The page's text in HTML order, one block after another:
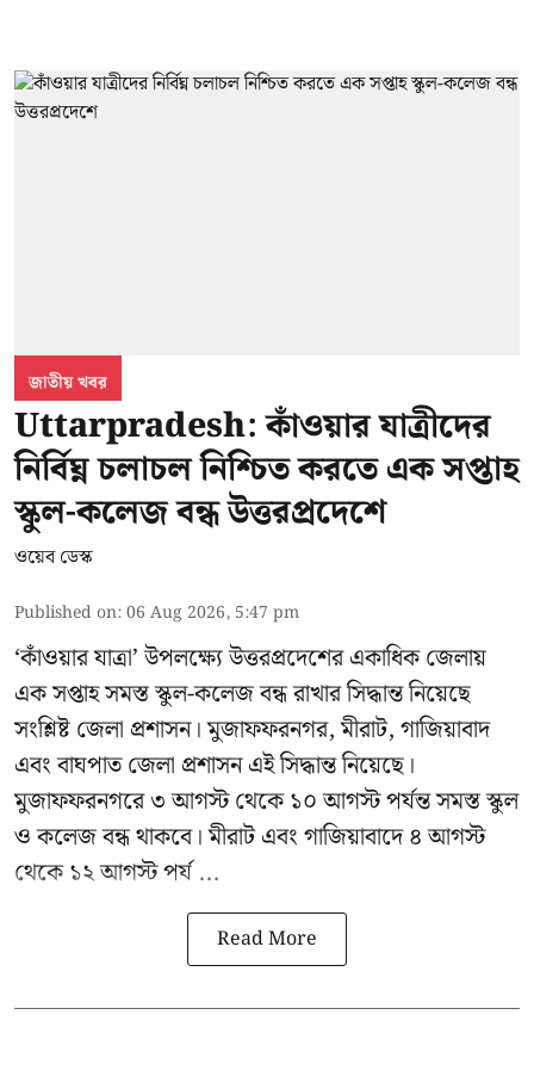
জাতীয় খবর
Uttarpradesh: কাঁওয়ার যাত্রীদের
নির্বিঘ্ন চলাচল নিশ্চিত করতে এক সপ্তাহ
স্কুল-কলেজ বন্ধ উত্তরপ্রদেশে
ওয়েব ডেস্ক
Published on:06 Aug 2026, 5:47 pm
‘কাঁওয়ার যাত্রা’উপলক্ষ্যে উত্তরপ্রদেশের একাধিক জেলায়
এক সপ্তাহ সমস্ত স্কুল-কলেজ বন্ধ রাখার সিদ্ধান্ত নিয়েছে
সংশ্লিষ্ট জেলা প্রশাসন। মুজাফফরনগর, মীরাট, গাজিয়াবাদ
এবং বাঘপাত জেলা প্রশাসন এই সিদ্ধান্ত নিয়েছে।
মুজাফফরনগরে ৩ আগস্ট থেকে ১০ আগস্ট পর্যন্ত সমস্ত স্কুল
ও কলেজ বন্ধ থাকবে। মীরাট এবং গাজিয়াবাদে ৪ আগস্ট
থেকে ১২ আগস্ট পর্য ...
Read More